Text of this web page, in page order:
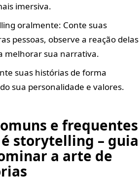
imersiva.
oralmente: Conte suas
pessoas, observe a reação delas
melhorar sua narrativa.
suas histórias de forma
sua personalidade e valores.
e frequentes
storytelling – guia
a arte de